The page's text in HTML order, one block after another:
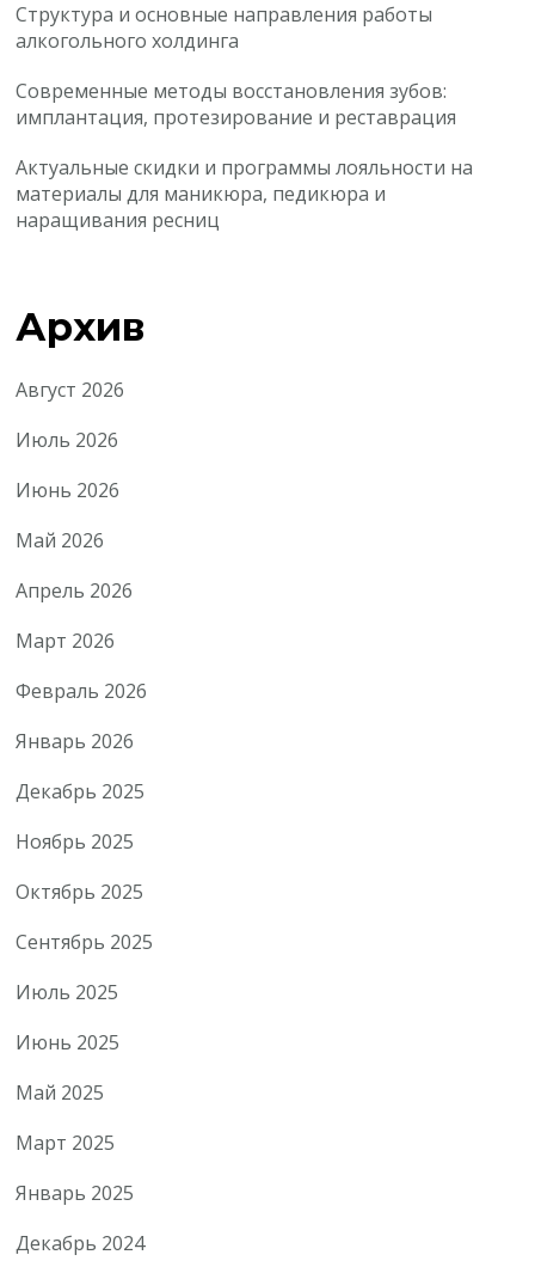
Структура и основные направления работы
алкогольного холдинга
Современные методы восстановления зубов:
имплантация, протезирование и реставрация
Актуальные скидки и программы лояльности на
материалы для маникюра, педикюра и
наращивания ресниц
Архив
Август 2026
Июль 2026
Июнь 2026
Май 2026
Апрель 2026
Март 2026
Февраль 2026
Январь 2026
Декабрь 2025
Ноябрь 2025
Октябрь 2025
Сентябрь 2025
Июль 2025
Июнь 2025
Май 2025
Март 2025
Январь 2025
Декабрь 2024